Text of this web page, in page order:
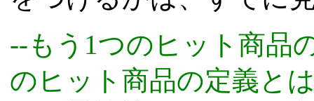
--もう1つのヒット商品
のヒット商品の定義と